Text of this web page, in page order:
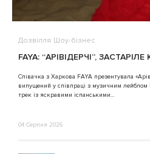
Дозвілля Шоу-бізнес
FAYA: “АРІВІДЕРЧІ”,
Співачка з Харкова FAYA презентувала
випущений у співпраці з музичним
трек із яскравими іспанськими...
04 Серпня 2026